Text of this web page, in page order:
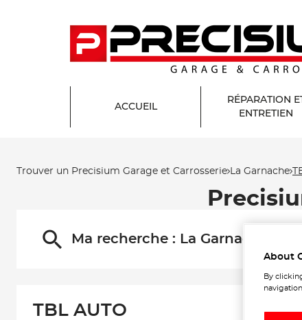
ACCUEIL
RÉPARATION
ENTRETIEN
Trouver un Precisium Garage et Carrosserie La Garnache
Ma recherche : La Garnache
TBL AUTO
About
By